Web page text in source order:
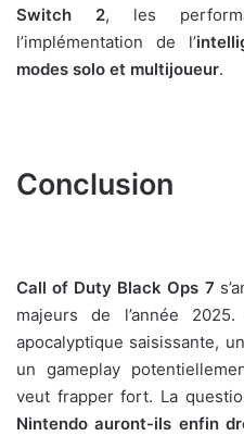
Switch 2, les
l’implémentation de l’
modes solo et multijoueur.
Conclusion
Call of Duty Black Ops 7
majeurs de l’année
apocalyptique saisissante,
un gameplay
veut frapper fort. La
Nintendo auront-ils enfin